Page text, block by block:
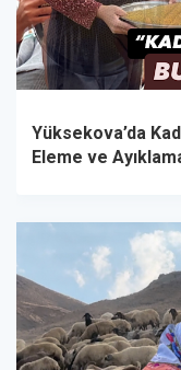
Yüksekova’da
Eleme ve